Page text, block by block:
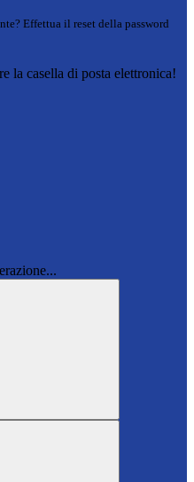
Effettua il reset della password
la casella di posta elettronica!